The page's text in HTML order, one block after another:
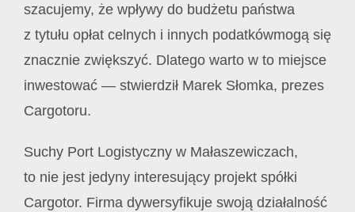
szacujemy, że wpływy do budżetu państwa
z tytułu opłat celnych i innych podatkówmogą się
znacznie zwiększyć. Dlatego warto w to miejsce
inwestować — stwierdził Marek Słomka, prezes
Cargotoru.
Suchy Port Logistyczny w Małaszewiczach,
to nie jest jedyny interesujący projekt spółki
Cargotor. Firma dywersyfikuje swoją działalność